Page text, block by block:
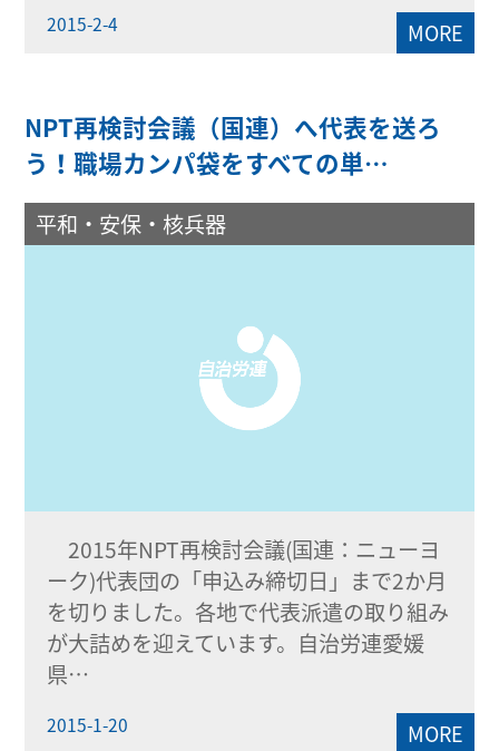
2015-2-4 MORE
NPT再検討会議（国連）へ代表を送ろ
う！職場カンパ袋をすべての単…
平和・安保・核兵器
2015年NPT再検討会議(国連：ニューヨ
ーク)代表団の「申込み締切日」まで2か月
を切りました。各地で代表派遣の取り組み
が大詰めを迎えています。自治労連愛媛
県…
2015-1-20 MORE